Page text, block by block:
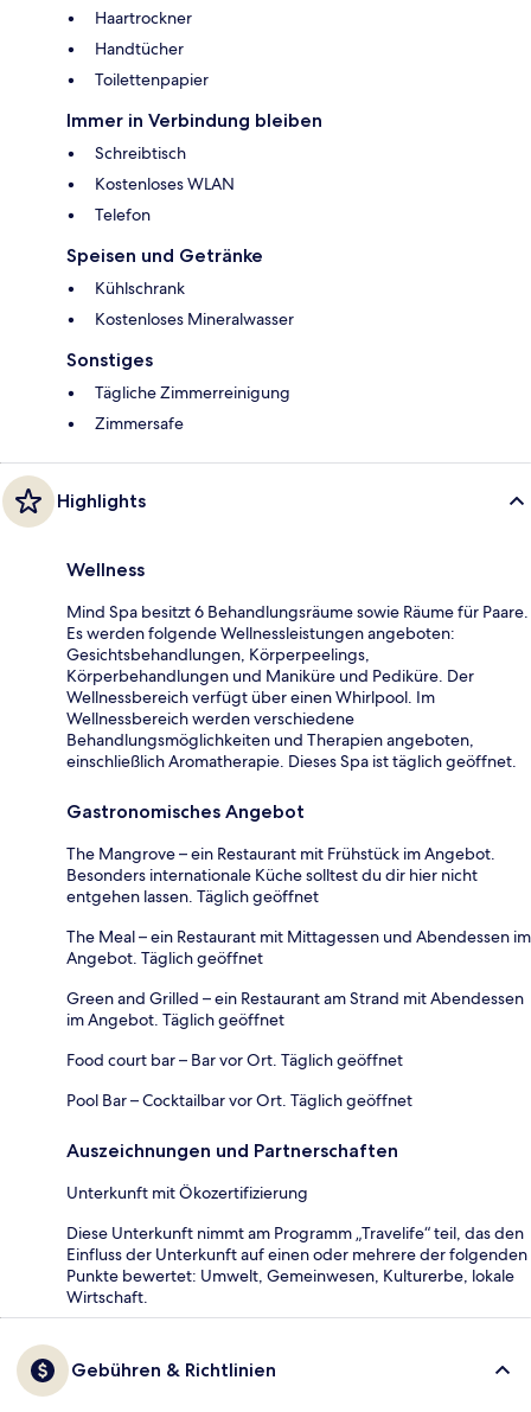
Haartrockner
Handtücher
Toilettenpapier
Immer in Verbindung bleiben
Schreibtisch
Kostenloses WLAN
Telefon
Speisen und Getränke
Kühlschrank
Kostenloses Mineralwasser
Sonstiges
Tägliche Zimmerreinigung
Zimmersafe
Highlights
Wellness
Mind Spa besitzt 6 Behandlungsräume sowie Räume für Paare.
Es werden folgende Wellnessleistungen angeboten:
Gesichtsbehandlungen, Körperpeelings,
Körperbehandlungen und Maniküre und Pediküre. Der
Wellnessbereich verfügt über einen Whirlpool. Im
Wellnessbereich werden verschiedene
Behandlungsmöglichkeiten und Therapien angeboten,
einschließlich Aromatherapie. Dieses Spa ist täglich geöffnet.
Gastronomisches Angebot
The Mangrove – ein Restaurant mit Frühstück im Angebot.
Besonders internationale Küche solltest du dir hier nicht
entgehen lassen. Täglich geöffnet
The Meal – ein Restaurant mit Mittagessen und Abendessen im
Angebot. Täglich geöffnet
Green and Grilled – ein Restaurant am Strand mit Abendessen
im Angebot. Täglich geöffnet
Food court bar – Bar vor Ort. Täglich geöffnet
Pool Bar – Cocktailbar vor Ort. Täglich geöffnet
Auszeichnungen und Partnerschaften
Unterkunft mit Ökozertifizierung
Diese Unterkunft nimmt am Programm „Travelife“ teil, das den
Einfluss der Unterkunft auf einen oder mehrere der folgenden
Punkte bewertet: Umwelt, Gemeinwesen, Kulturerbe, lokale
Wirtschaft.
Gebühren & Richtlinien